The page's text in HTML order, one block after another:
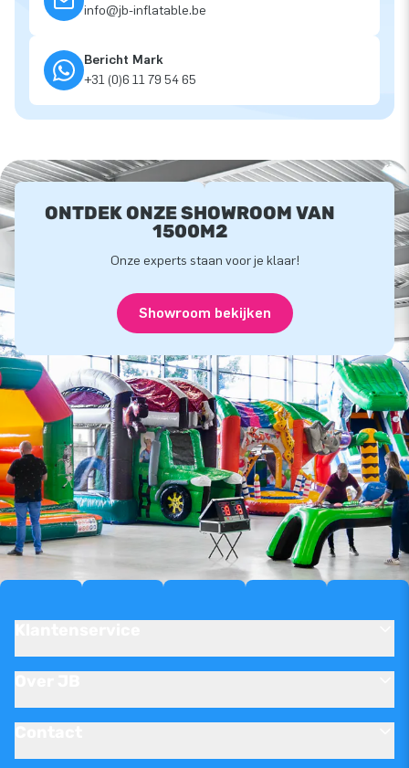
info@jb-inflatable.be
Bericht Mark
+31 (0)6 11 79 54 65
ONTDEK ONZE SHOWROOM VAN
1500M2
Onze experts staan voor je klaar!
Showroom bekijken